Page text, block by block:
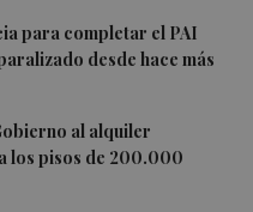
para completar el PAI
desde hace más
al alquiler
los pisos de 200.000